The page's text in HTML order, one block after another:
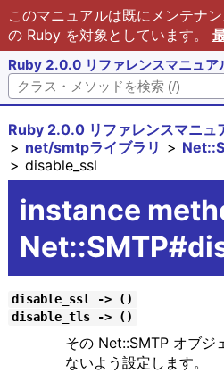
このマニュアルは既にメンテナ
の Ruby を対象としています。
Ruby 2.0.0 リファレンスマニュア
Ruby 2.0.0 リファレンスマニュ
net/smtpライブラリ
disable_ssl
instance
disable_ssl -> ()
disable_tls -> ()
その Net::SMTP オブジ
ないよう設定します。